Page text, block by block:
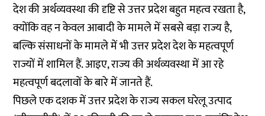
देश की अर्थव्यवस्था की दृष्टि से उत्तर प्रदेश बहुत महत्व रखता है,
क्योंकि वह न केवल आबादी के मामले में सबसे बड़ा राज्य है,
बल्कि संसाधनों के मामले में भी उत्तर प्रदेश देश के महत्वपूर्ण
राज्यों में शामिल हैं. आइए, राज्य की अर्थव्यवस्था में आ रहे
महत्वपूर्ण बदलावों के बारे में जानते हैं.
पिछले एक दशक में उत्तर प्रदेश के राज्य सकल घरेलू उत्पाद